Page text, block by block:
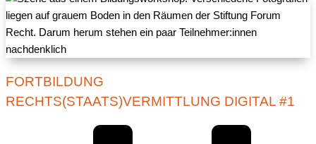
FORTBILDUNG
RECHTS(STAATS)VERMITTLUNG DIGITAL #1